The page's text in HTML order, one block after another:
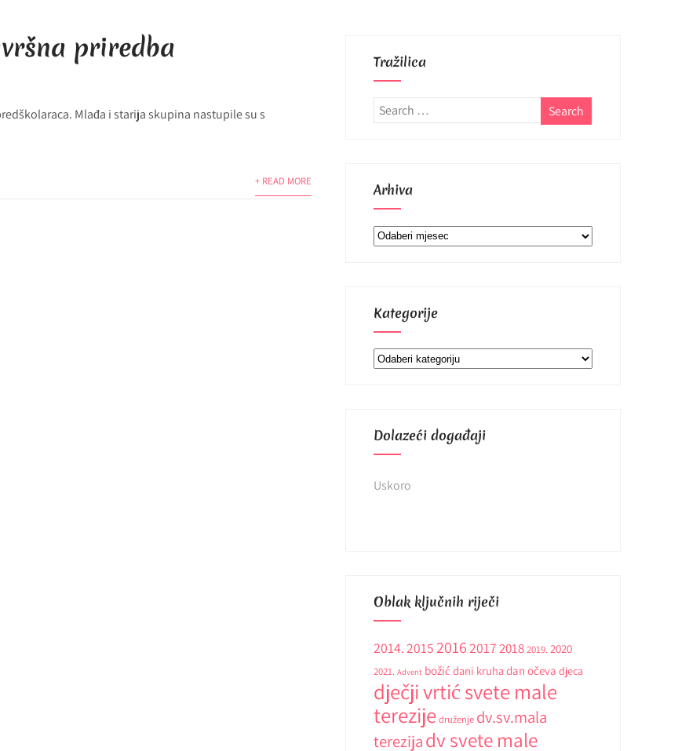
priredba
Mlađa i starija skupina nastupile su s
+ READ MORE
Tražilica
Arhiva
Arhiva
Kategorije
Kategorije
Dolazeći događaji
Uskoro
Oblak ključnih riječi
2014.20152016201720182019.2020
2021. Advent božić dani kruhadan očeva djeca
dječji vrtić svete male
terezijedruženje dv.sv.mala
terezijadv svete male